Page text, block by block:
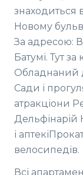
знаходиться
Новому
За адресою:
Батумі. Тут
Обладнаний
Сади і
атракціони
Дельфінарій
і
велосипедів.
Всі